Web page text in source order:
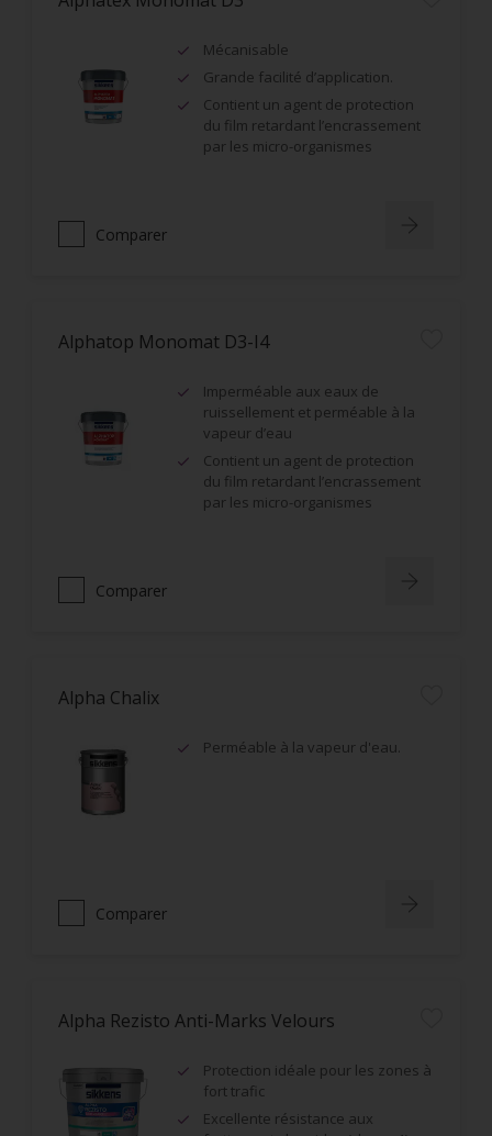
Mécanisable
Grande facilité d’application.
Contient un agent de protection
du film retardant l’encrassement
par les micro-organismes
Comparer
Alphatop Monomat D3-I4
Imperméable aux eaux de
ruissellement et perméable à la
vapeur d’eau
Contient un agent de protection
du film retardant l’encrassement
par les micro-organismes
Comparer
Alpha Chalix
Perméable à la vapeur d'eau.
Comparer
Alpha Rezisto Anti-Marks Velours
Protection idéale pour les zones à
fort trafic
Excellente résistance aux